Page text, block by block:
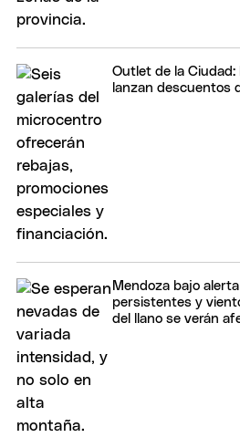
Outlet de la Ciudad:
lanzan descuentos
Mendoza bajo
persistentes y
del llano se verán